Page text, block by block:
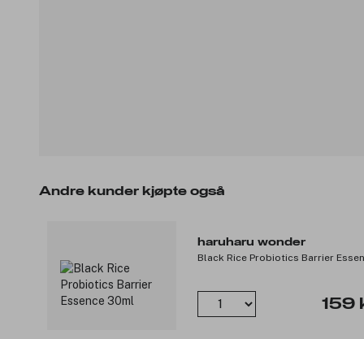
Andre kunder kjøpte også
haruharu wonder
Black Rice Probiotics Barrier
159